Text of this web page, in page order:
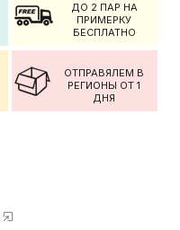
ДО 2 ПАР НА
ПРИМЕРКУ
БЕСПЛАТНО
ОТПРАВЯЛЕМ В
РЕГИОНЫ ОТ 1
ДНЯ